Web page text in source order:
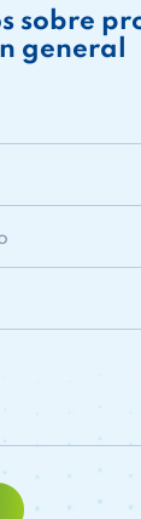
sobre
general